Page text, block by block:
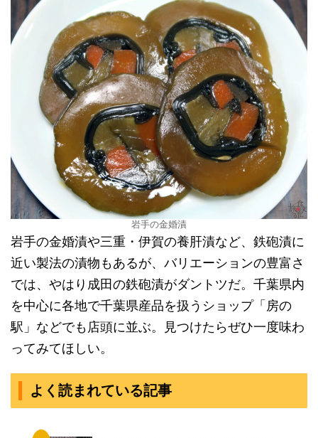
岩手の金婚漬
岩手の金婚漬や三重・伊賀の養肝漬など、鉄砲漬に
近い製法の漬物もあるが、バリエーションの豊富さ
では、やはり成田の鉄砲漬がダントツだ。千葉県内
を中心に各地で千葉県産品を扱うショップ「房の
駅」などでも店頭に並ぶ。見つけたらぜひ一度味わ
ってみてほしい。
よく読まれている記事